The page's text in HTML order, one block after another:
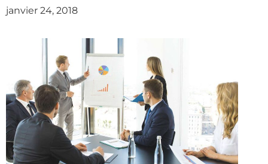
janvier 24, 2018